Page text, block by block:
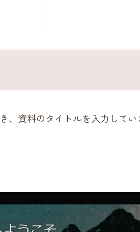
、資料のタイトルを入力してい